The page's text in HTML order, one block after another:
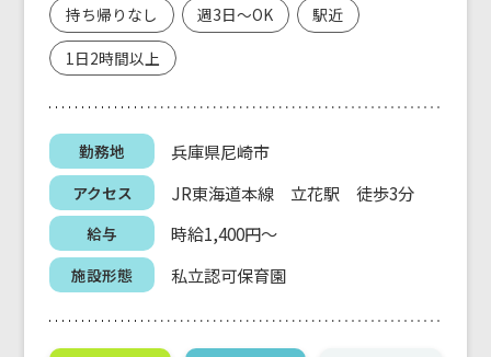
持ち帰りなし
週3日～OK
駅近
1日2時間以上
勤務地 兵庫県尼崎市
アクセス JR東海道本線 立花駅 徒歩3分
給与 時給1,400円～
施設形態 私立認可保育園